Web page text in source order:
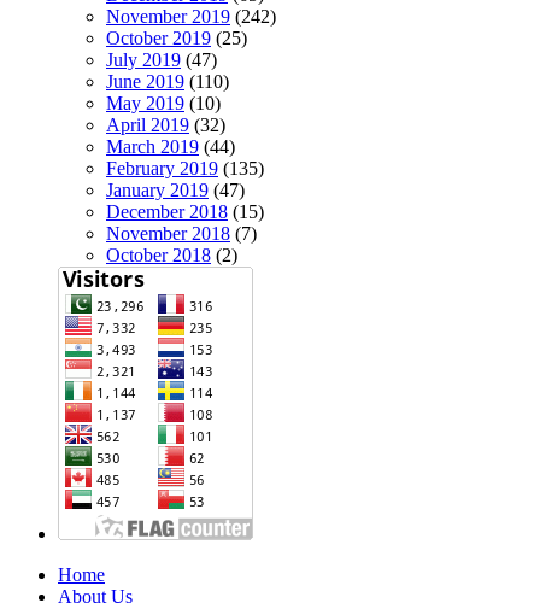
November 2019 (242)
October 2019 (25)
July 2019 (47)
June 2019 (110)
May 2019 (10)
April 2019 (32)
March 2019 (44)
February 2019 (135)
January 2019 (47)
December 2018 (15)
November 2018 (7)
October 2018 (2)
Home
About Us